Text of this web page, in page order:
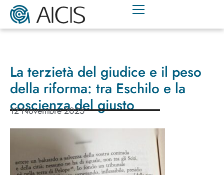
La terzietà del giudice e il peso
della riforma: tra Eschilo e la
coscienza del giusto
12 Novembre 2025